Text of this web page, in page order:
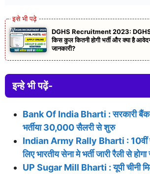
DGHS Recruitment 2023: DGHS से
किस कुल कितनी होगी भर्ती और क्या है
जानकारी?
इन्हे भी पढ़ें-
Bank Of India Bharti : सरकारी बैंक
भर्तीया 30,000 सैलरी से शुरु
Indian Army Rally Bharti : 10वीं
लिए भारतीय सेना मे भर्ती जारी रैली से
UP Sugar Mill Bharti : यूपी चीनी